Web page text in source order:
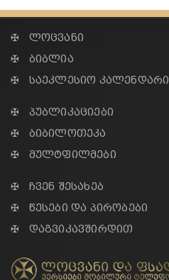
✠ ლოცვანი
✠ ბიბლია
✠ საეკლესიო კალენდარი
✠ პუბლიკაციები
✠ ბიბილოთეკა
✠ მულტფილმები
✠ ჩვენ შესახებ
✠ წესები და პირობები
✠ დაგვიკავშირდით